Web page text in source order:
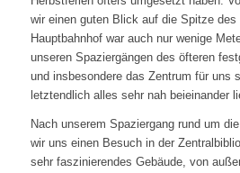
wir einen guten Blick auf die Spitze des
Hauptbahnhof war auch nur wenige
unseren Spaziergängen des öfteren
und insbesondere das Zentrum für uns
letztendlich alles sehr nah beieinander
Nach unserem Spaziergang rund um
wir uns einen Besuch in der
sehr faszinierendes Gebäude, von